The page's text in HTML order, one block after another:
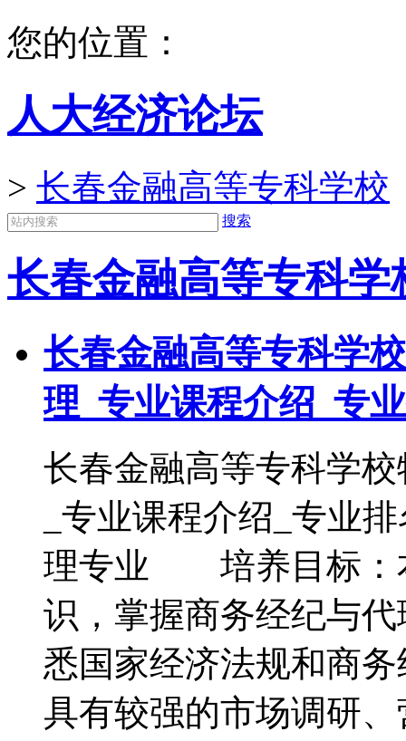
您的位置：
人大经济论坛
> 长春金融高等专科学校
搜索
长春金融高等专科学
长春金融高等专科学
理_专业课程介绍_专
长春金融高等专科学
_专业课程介绍_专
理专业 培养目标：
识，掌握商务经纪与
悉国家经济法规和商
具有较强的市场调研